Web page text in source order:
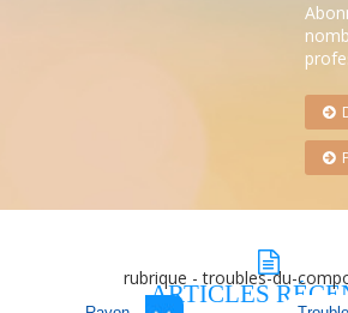
rubrique - troubles-du-
ARTICLES